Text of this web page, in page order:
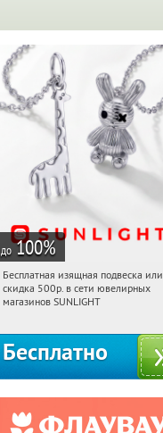
до 100%
12:48:19 Получили:
Россия
Бесплатная изящная подвеска или
скидка 500р. в сети ювелирных
магазинов SUNLIGHT
Бесплатно